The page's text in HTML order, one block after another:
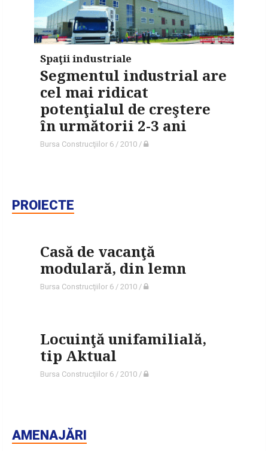
Spaţii industriale
Segmentul industrial are
cel mai ridicat
potenţialul de creştere
în următorii 2-3 ani
Bursa Construcţiilor 6 / 2010/
PROIECTE
Casă de vacanţă
modulară, din lemn
Bursa Construcţiilor 6 / 2010/
Locuinţă unifamilială,
tip Aktual
Bursa Construcţiilor 6 / 2010/
AMENAJĂRI